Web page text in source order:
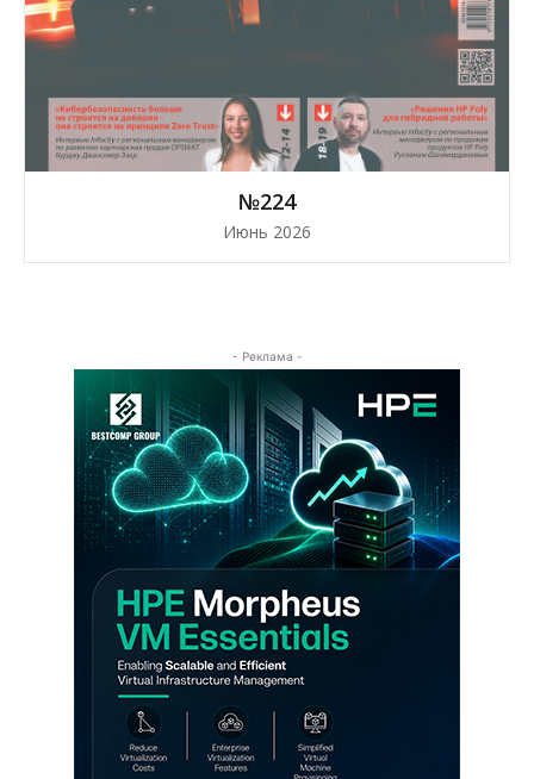
№224
Июнь 2026
- Реклама -